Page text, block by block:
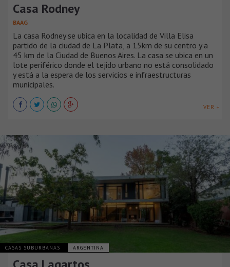
Casa Rodney
BAAG
La casa Rodney se ubica en la localidad de Villa Elisa
partido de la ciudad de La Plata, a 15km de su centro y a
45 km de la Ciudad de Buenos Aires. La casa se ubica en un
lote periférico donde el tejido urbano no está consolidado
y está a la espera de los servicios e infraestructuras
municipales.
VER +
CASAS SUBURBANAS ARGENTINA